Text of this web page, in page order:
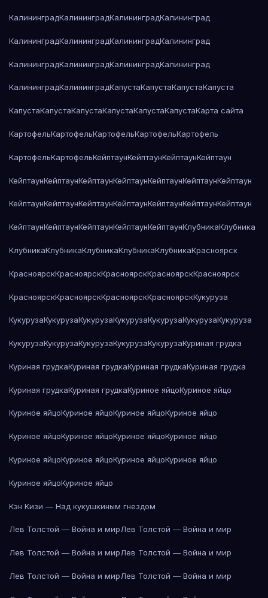
КалининградКалининградКалининградКалининград
КалининградКалининградКалининградКалининград
КалининградКалининградКалининградКалининград
КалининградКалининградКапустаКапустаКапустаКапуста
КапустаКапустаКапустаКапустаКапустаКапустаКарта сайта
КартофельКартофельКартофельКартофельКартофель
КартофельКартофельКейптаунКейптаунКейптаунКейптаун
КейптаунКейптаунКейптаунКейптаунКейптаунКейптаунКейптаун
КейптаунКейптаунКейптаунКейптаунКейптаунКейптаунКейптаун
КейптаунКейптаунКейптаунКейптаунКейптаунКлубникаКлубника
КлубникаКлубникаКлубникаКлубникаКлубникаКрасноярск
КрасноярскКрасноярскКрасноярскКрасноярскКрасноярск
КрасноярскКрасноярскКрасноярскКрасноярскКукуруза
КукурузаКукурузаКукурузаКукурузаКукурузаКукурузаКукуруза
КукурузаКукурузаКукурузаКукурузаКукурузаКуриная грудка
Куриная грудкаКуриная грудкаКуриная грудкаКуриная грудка
Куриная грудкаКуриная грудкаКуриное яйцоКуриное яйцо
Куриное яйцоКуриное яйцоКуриное яйцоКуриное яйцо
Куриное яйцоКуриное яйцоКуриное яйцоКуриное яйцо
Куриное яйцоКуриное яйцоКуриное яйцоКуриное яйцо
Куриное яйцоКуриное яйцо
Кэн Кизи — Над кукушкиным гнездом
Лев Толстой — Война и мирЛев Толстой — Война и мир
Лев Толстой — Война и мирЛев Толстой — Война и мир
Лев Толстой — Война и мирЛев Толстой — Война и мир